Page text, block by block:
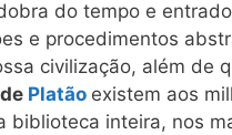
do tempo e
e procedimentos
civilização, além de
Platão existem aos
biblioteca inteira, nos